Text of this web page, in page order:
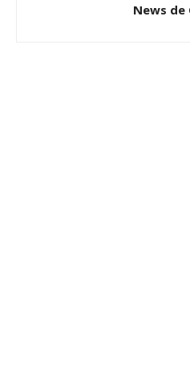
News de